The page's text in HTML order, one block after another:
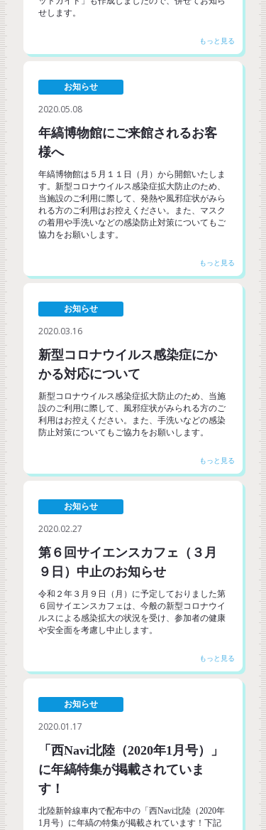
せします。
お知らせ
2020.05.08
年縞博物館にご来館されるお客
様へ
年縞博物館は５月１１日（月）から開館いたしま
す。新型コロナウイルス感染症拡大防止のため、
当施設のご利用に際して、発熱や風邪症状がみら
れる方のご利用はお控えください。また、マスク
の着用や手洗いなどの感染防止対策についてもご
協力をお願いします。
お知らせ
2020.03.16
新型コロナウイルス感染症にか
かる対応について
新型コロナウイルス感染症拡大防止のため、当施
設のご利用に際して、風邪症状がみられる方のご
利用はお控えください。また、手洗いなどの感染
防止対策についてもご協力をお願いします。
お知らせ
2020.02.27
第６回サイエンスカフェ（３月
９日）中止のお知らせ
令和２年３月９日（月）に予定しておりました第
６回サイエンスカフェは、今般の新型コロナウイ
ルスによる感染拡大の状況を受け、参加者の健康
や安全面を考慮し中止します。
お知らせ
2020.01.17
「西Navi北陸（2020年1月号）」
に年縞特集が掲載されていま
す！
北陸新幹線車内で配布中の「西Navi北陸（2020年
1月号）に年縞の特集が掲載されています！下記